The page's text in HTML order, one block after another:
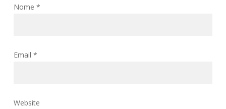
Nome *
Email *
Website